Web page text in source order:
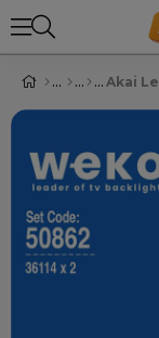
Akai